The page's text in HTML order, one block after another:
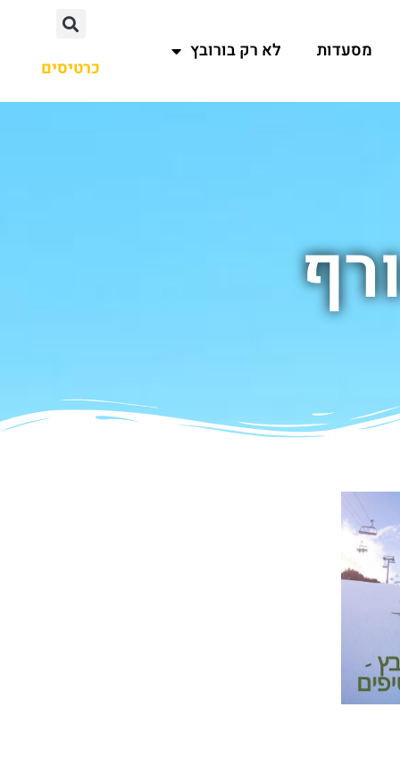
מסעדות לא רק בורובץ
כרטיסים